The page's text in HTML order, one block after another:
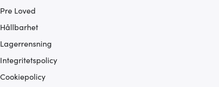
Pre Loved
Hållbarhet
Lagerrensning
Integritetspolicy
Cookiepolicy